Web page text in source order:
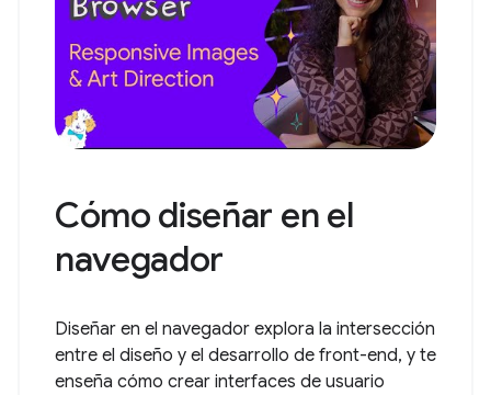
Cómo diseñar en el
navegador
Diseñar en el navegador explora la intersección
entre el diseño y el desarrollo de front-end, y te
enseña cómo crear interfaces de usuario